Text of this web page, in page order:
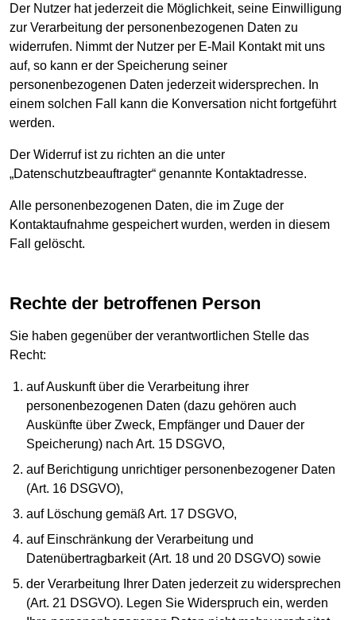
Der Nutzer hat jederzeit die Möglichkeit, seine Einwilligung
zur Verarbeitung der personenbezogenen Daten zu
widerrufen. Nimmt der Nutzer per E-Mail Kontakt mit uns
auf, so kann er der Speicherung seiner
personenbezogenen Daten jederzeit widersprechen. In
einem solchen Fall kann die Konversation nicht fortgeführt
werden.
Der Widerruf ist zu richten an die unter
„Datenschutzbeauftragter“ genannte Kontaktadresse.
Alle personenbezogenen Daten, die im Zuge der
Kontaktaufnahme gespeichert wurden, werden in diesem
Fall gelöscht.
Rechte der betroffenen Person
Sie haben gegenüber der verantwortlichen Stelle das
Recht:
auf Auskunft über die Verarbeitung ihrer
personenbezogenen Daten (dazu gehören auch
Auskünfte über Zweck, Empfänger und Dauer der
Speicherung) nach Art. 15 DSGVO,
auf Berichtigung unrichtiger personenbezogener Daten
(Art. 16 DSGVO),
auf Löschung gemäß Art. 17 DSGVO,
auf Einschränkung der Verarbeitung und
Datenübertragbarkeit (Art. 18 und 20 DSGVO) sowie
der Verarbeitung Ihrer Daten jederzeit zu widersprechen
(Art. 21 DSGVO). Legen Sie Widerspruch ein, werden